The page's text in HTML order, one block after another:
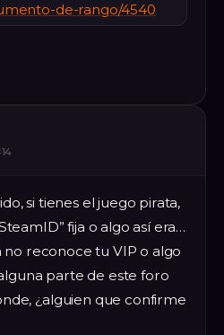
de-rango/4540
14
si tienes el juego pirata,
fija o algo así era…
no reconoce tu VIP o algo
parte de este foro
¿alguien que confirme